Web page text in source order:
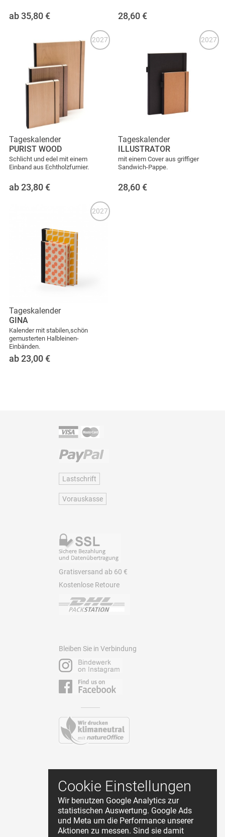
Cookie Einstellungen
Wir benutzen Google Analytics zur
statistischen Auswertung. Google Ads
und Meta um die Performance unserer
Aktionen zu messen. Sind sie damit
ab 35,80 € 28,60 €
Tageskalender
PURIST WOOD
Schlicht und edel mit einem
Einband aus Echtholzfurnier.
ab 23,80 €
2027
Tageskalender
ILLUSTRATOR
mit einem Cover aus griffiger
Sandwich-Pappe.
28,60 €
2027
Tageskalender
GINA
Kalender mit stabilen,schön
gemusterten Halbleinen-
Einbänden.
ab 23,00 €
2027
Lastschrift
Vorauskasse
Gratisversand ab 60 €
Kostenlose Retoure
Bleiben Sie in Verbindung
Kontakt
AGB
Datenschutz
Impressum
Cookie Einstellungen